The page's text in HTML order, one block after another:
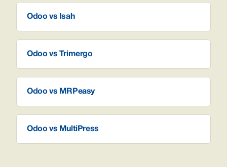
Odoo vs Isah
Odoo vs Trimergo
Odoo vs MRPeasy
Odoo vs MultiPress